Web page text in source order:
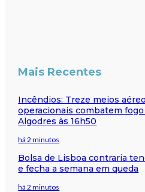
Mais Recentes
Incêndios: Treze meios
operacionais combatem
Algodres às 16h50
há 2 minutos
Bolsa de Lisboa contraria
e fecha a semana em queda
há 2 minutos